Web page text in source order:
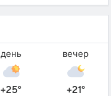
день
+25°
вечер
+21°